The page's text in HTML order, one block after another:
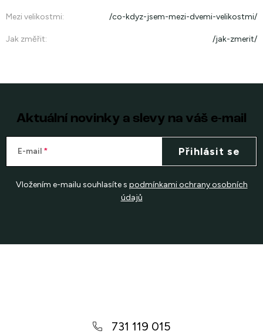
Mezi velikostmi: /co-kdyz-jsem-mezi-dvemi-velikostmi/
Jak změřit: /jak-zmerit/
Aktuální novinky a slevy na váš e-mail
E-mail
Vložením e-mailu souhlasíte s podmínkami ochrany osobních
údajů
Přihlásit se
731 119 015